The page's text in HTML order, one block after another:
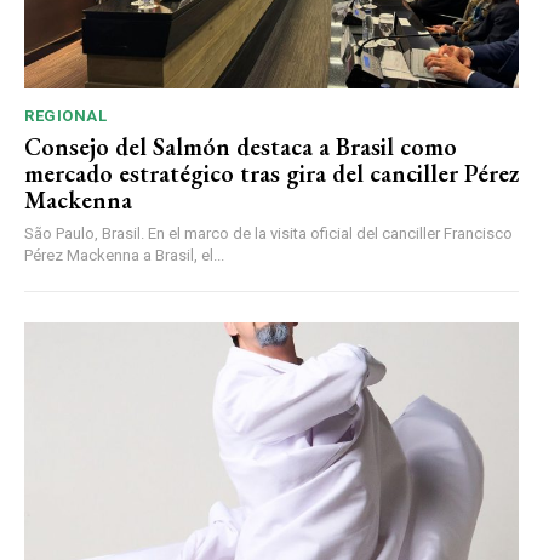
REGIONAL
Consejo del Salmón destaca a Brasil como
mercado estratégico tras gira del canciller Pérez
Mackenna
São Paulo, Brasil. En el marco de la visita oficial del canciller Francisco
Pérez Mackenna a Brasil, el...